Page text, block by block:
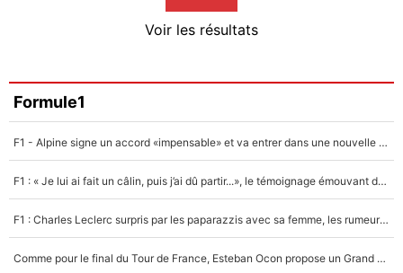
Faris Moumbagna
5%
Un autre joueur
5%
Voir les résultats
Formule1
F1 - Alpine signe un accord «impensable» et va entrer dans une nouvelle dimension : Grande nouvelle pour Pierre Gasly !
F1 : « Je lui ai fait un câlin, puis j’ai dû partir...», le témoignage émouvant de Max Verstappen sur sa fille
F1 : Charles Leclerc surpris par les paparazzis avec sa femme, les rumeurs étaient vraies !
Comme pour le final du Tour de France, Esteban Ocon propose un Grand Prix de Formule 1 à Paris : «Autour de l’Arc de Triomphe, ce serait génial» !